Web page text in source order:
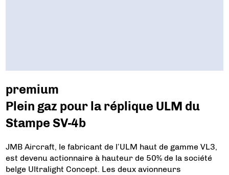
premium
Plein gaz pour la réplique ULM du
Stampe SV-4b
JMB Aircraft, le fabricant de l’ULM haut de gamme VL3,
est devenu actionnaire à hauteur de 50% de la société
belge Ultralight Concept. Les deux avionneurs